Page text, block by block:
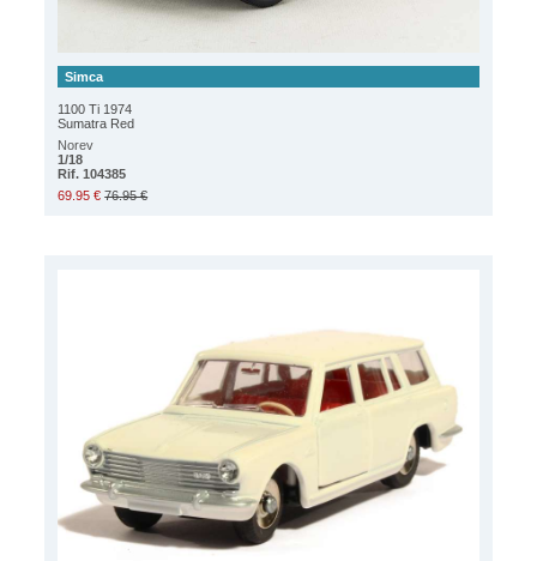
Simca
1100 Ti 1974
Sumatra Red
Norev
1/18
Rif. 104385
69.95 € 76.95 €